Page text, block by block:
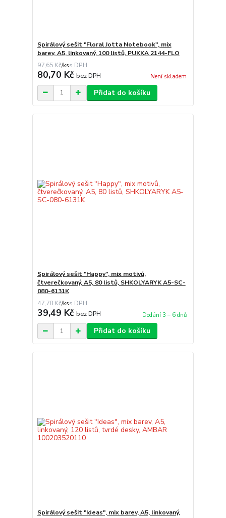
Spirálový sešit "Floral Jotta Notebook", mix
barev, A5, linkovaný, 100 listů, PUKKA 2144-FLO
97,65 Kč/ks
80,70 Kč bez DPH Není skladem
Přidat do košíku
Spirálový sešit "Happy", mix motivů,
čtverečkovaný, A5, 80 listů, SHKOLYARYK A5-SC-
080-6131K
47,78 Kč/ks
39,49 Kč bez DPH Dodání 3 – 6 dnů
Přidat do košíku
Spirálový sešit "Ideas", mix barev, A5, linkovaný,